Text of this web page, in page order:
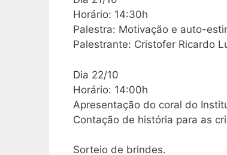
Horário: 14:30h
Palestra: Motivação e auto-
Palestrante: Cristofer Ricardo
Dia 22/10
Horário: 14:00h
Apresentação do coral do
Contação de história para as
Sorteio de brindes.